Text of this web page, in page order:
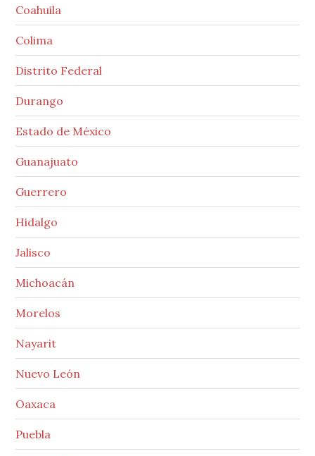
Coahuila
Colima
Distrito Federal
Durango
Estado de México
Guanajuato
Guerrero
Hidalgo
Jalisco
Michoacán
Morelos
Nayarit
Nuevo León
Oaxaca
Puebla